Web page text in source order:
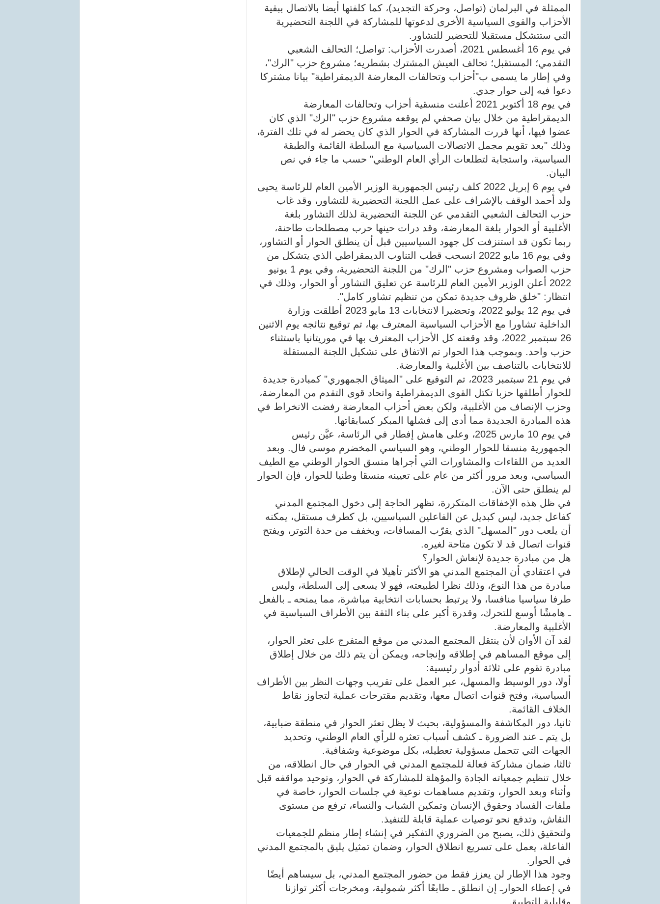
الممثلة في البرلمان (تواصل، وحركة التجديد)، كما كلفتها أيضا بالاتصال ببقية
الأحزاب والقوى السياسية الأخرى لدعوتها للمشاركة في اللجنة التحضيرية
التي ستتشكل مستقبلا للتحضير للتشاور.
في يوم 16 أغسطس 2021، أصدرت الأحزاب: تواصل؛ التحالف الشعبي
التقدمي؛ المستقبل؛ تحالف العيش المشترك بشطريه؛ مشروع حزب "الرك"،
وفي إطار ما يسمى ب"أحزاب وتحالفات المعارضة الديمقراطية" بيانا مشتركا
دعوا فيه إلى حوار جدي.
في يوم 18 أكتوبر 2021 أعلنت منسقية أحزاب وتحالفات المعارضة
الديمقراطية من خلال بيان صحفي لم يوقعه مشروع حزب "الرك" الذي كان
عضوا فيها، أنها قررت المشاركة في الحوار الذي كان يحضر له في تلك الفترة،
وذلك "بعد تقويم مجمل الاتصالات السياسية مع السلطة القائمة والطبقة
السياسية، واستجابة لتطلعات الرأي العام الوطني" حسب ما جاء في نص
البيان.
في يوم 6 إبريل 2022 كلف رئيس الجمهورية الوزير الأمين العام للرئاسة يحيى
ولد أحمد الوقف بالإشراف على عمل اللجنة التحضيرية للتشاور، وقد غاب
حزب التحالف الشعبي التقدمي عن اللجنة التحضيرية لذلك التشاور بلغة
الأغلبية أو الحوار بلغة المعارضة، وقد درات حينها حرب مصطلحات طاحنة،
ربما تكون قد استنزفت كل جهود السياسيين قبل أن ينطلق الحوار أو التشاور،
وفي يوم 16 مايو 2022 انسحب قطب التناوب الديمقراطي الذي يتشكل من
حزب الصواب ومشروع حزب "الرك" من اللجنة التحضيرية، وفي يوم 1 يونيو
2022 أعلن الوزير الأمين العام للرئاسة عن تعليق التشاور أو الحوار، وذلك في
انتظار: "خلق ظروف جديدة تمكن من تنظيم تشاور كامل".
في يوم 12 يوليو 2022، وتحضيرا لانتخابات 13 مايو 2023 أطلقت وزارة
الداخلية تشاورا مع الأحزاب السياسية المعترف بها، تم توقيع نتائجه يوم الاثنين
26 سبتمبر 2022، وقد وقعته كل الأحزاب المعترف بها في موريتانيا باستثناء
حزب واحد. وبموجب هذا الحوار تم الاتفاق على تشكيل اللجنة المستقلة
للانتخابات بالتناصف بين الأغلبية والمعارضة.
في يوم 21 سبتمبر 2023، تم التوقيع على "الميثاق الجمهوري" كمبادرة جديدة
للحوار أطلقها حزبا تكتل القوى الديمقراطية واتحاد قوى التقدم من المعارضة،
وحزب الإنصاف من الأغلبية، ولكن بعض أحزاب المعارضة رفضت الانخراط في
هذه المبادرة الجديدة مما أدى إلى فشلها المبكر كسابقاتها.
في يوم 10 مارس 2025، وعلى هامش إفطار في الرئاسة، عيَّن رئيس
الجمهورية منسقا للحوار الوطني، وهو السياسي المخضرم موسى فال. وبعد
العديد من اللقاءات والمشاورات التي أجراها منسق الحوار الوطني مع الطيف
السياسي، وبعد مرور أكثر من عام على تعيينه منسقا وطنيا للحوار، فإن الحوار
لم ينطلق حتى الآن.
في ظل هذه الإخفاقات المتكررة، تظهر الحاجة إلى دخول المجتمع المدني
كفاعل جديد، ليس كبديل عن الفاعلين السياسيين، بل كطرف مستقل، يمكنه
أن يلعب دور "المسهل" الذي يقرّب المسافات، ويخفف من حدة التوتر، ويفتح
قنوات اتصال قد لا تكون متاحة لغيره.
هل من مبادرة جديدة لإنعاش الحوار؟
في اعتقادي أن المجتمع المدني هو الأكثر تأهيلا في الوقت الحالي لإطلاق
مبادرة من هذا النوع، وذلك نظرا لطبيعته، فهو لا يسعى إلى السلطة، وليس
طرفا سياسيا منافسا، ولا يرتبط بحسابات انتخابية مباشرة، مما يمنحه ـ بالفعل
ـ هامشًا أوسع للتحرك، وقدرة أكبر على بناء الثقة بين الأطراف السياسية في
الأغلبية والمعارضة.
لقد آن الأوان لأن ينتقل المجتمع المدني من موقع المتفرج على تعثر الحوار،
إلى موقع المساهم في إطلاقه وإنجاحه، ويمكن أن يتم ذلك من خلال إطلاق
مبادرة تقوم على ثلاثة أدوار رئيسية:
أولا، دور الوسيط والمسهل، عبر العمل على تقريب وجهات النظر بين الأطراف
السياسية، وفتح قنوات اتصال معها، وتقديم مقترحات عملية لتجاوز نقاط
الخلاف القائمة.
ثانيا، دور المكاشفة والمسؤولية، بحيث لا يظل تعثر الحوار في منطقة ضبابية،
بل يتم ـ عند الضرورة ـ كشف أسباب تعثره للرأي العام الوطني، وتحديد
الجهات التي تتحمل مسؤولية تعطيله، بكل موضوعية وشفافية.
ثالثا، ضمان مشاركة فعالة للمجتمع المدني في الحوار في حال انطلاقه، من
خلال تنظيم جمعياته الجادة والمؤهلة للمشاركة في الحوار، وتوحيد مواقفه قبل
وأثناء وبعد الحوار، وتقديم مساهمات نوعية في جلسات الحوار، خاصة في
ملفات الفساد وحقوق الإنسان وتمكين الشباب والنساء، ترفع من مستوى
النقاش، وتدفع نحو توصيات عملية قابلة للتنفيذ.
ولتحقيق ذلك، يصبح من الضروري التفكير في إنشاء إطار منظم للجمعيات
الفاعلة، يعمل على تسريع انطلاق الحوار، وضمان تمثيل يليق بالمجتمع المدني
في الحوار.
وجود هذا الإطار لن يعزز فقط من حضور المجتمع المدني، بل سيساهم أيضًا
في إعطاء الحوارـ إن انطلق ـ طابعًا أكثر شمولية، ومخرجات أكثر توازنا
وقابلية للتطبيق.